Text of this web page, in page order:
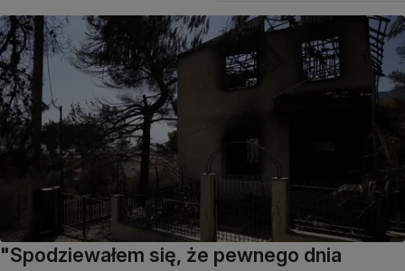
"Spodziewałem się, że pewnego dnia